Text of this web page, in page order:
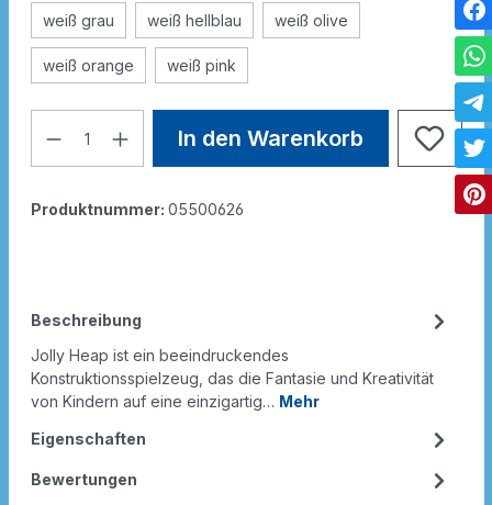
weiß grau weiß hellblau weiß olive
weiß orange weiß pink
In den Warenkorb
Produktnummer: 05500626
Beschreibung
Jolly Heap ist ein beeindruckendes
Konstruktionsspielzeug, das die Fantasie und Kreativität
von Kindern auf eine einzigartig… Mehr
Eigenschaften
Bewertungen